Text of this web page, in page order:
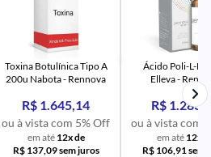
Toxina Botulínica Tipo A
200u Nabota - Rennova
R$ 1.645,14
ou à vista com 5% Off
em até 12x de
R$ 137,09 sem juros
UR
Ácido Poli-L-
Elleva -
R$
ou à vista com
em até 12x
R$ 106,91 sem